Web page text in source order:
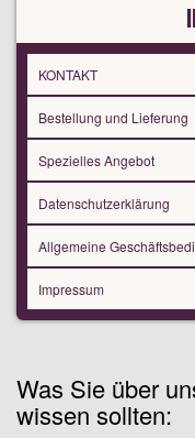
KONTAKT
Bestellung und Lieferung
Spezielles Angebot
Datenschutzerklärung
Allgemeine
Impressum
Was Sie über
wissen sollten: